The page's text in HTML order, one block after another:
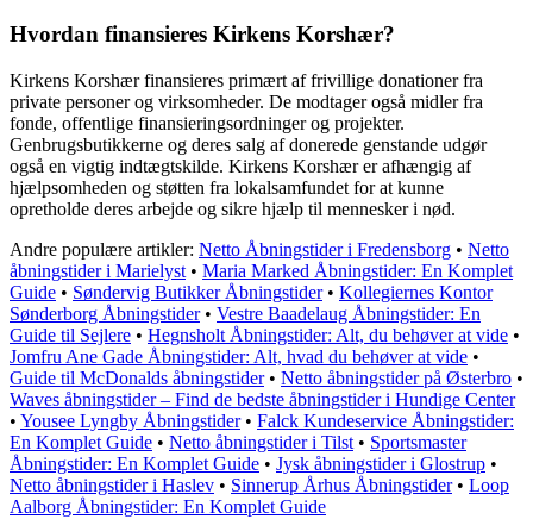
Hvordan finansieres Kirkens Korshær?
Kirkens Korshær finansieres primært af frivillige donationer fra
private personer og virksomheder. De modtager også midler fra
fonde, offentlige finansieringsordninger og projekter.
Genbrugsbutikkerne og deres salg af donerede genstande udgør
også en vigtig indtægtskilde. Kirkens Korshær er afhængig af
hjælpsomheden og støtten fra lokalsamfundet for at kunne
opretholde deres arbejde og sikre hjælp til mennesker i nød.
Andre populære artikler: Netto Åbningstider i Fredensborg • Netto
åbningstider i Marielyst • Maria Marked Åbningstider: En Komplet
Guide • Søndervig Butikker Åbningstider• Kollegiernes Kontor
Sønderborg Åbningstider• Vestre Baadelaug Åbningstider: En
Guide til Sejlere • Hegnsholt Åbningstider: Alt, du behøver at vide •
Jomfru Ane Gade Åbningstider: Alt, hvad du behøver at vide •
Guide til McDonalds åbningstider• Netto åbningstider på Østerbro •
Waves åbningstider – Find de bedste åbningstider i Hundige Center
• Yousee Lyngby Åbningstider• Falck Kundeservice Åbningstider:
En Komplet Guide • Netto åbningstider i Tilst • Sportsmaster
Åbningstider: En Komplet Guide • Jysk åbningstider i Glostrup •
Netto åbningstider i Haslev • Sinnerup Århus Åbningstider• Loop
Aalborg Åbningstider: En Komplet Guide